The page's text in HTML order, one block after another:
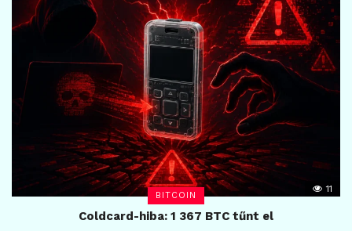
BITCOIN
11
Coldcard-hiba: 1 367 BTC tűnt el